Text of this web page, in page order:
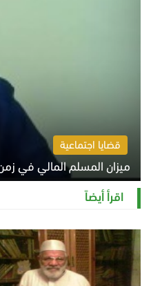
قضايا اجتماعية
ميزان المسلم المالي في
السبت 8 أغسطس 2026 11:21 ص
اقرأ أيضاً